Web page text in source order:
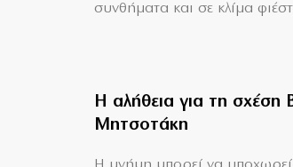
συνθήματα και σε κλίμα
Η αλήθεια για τη σχέση
Μητσοτάκη